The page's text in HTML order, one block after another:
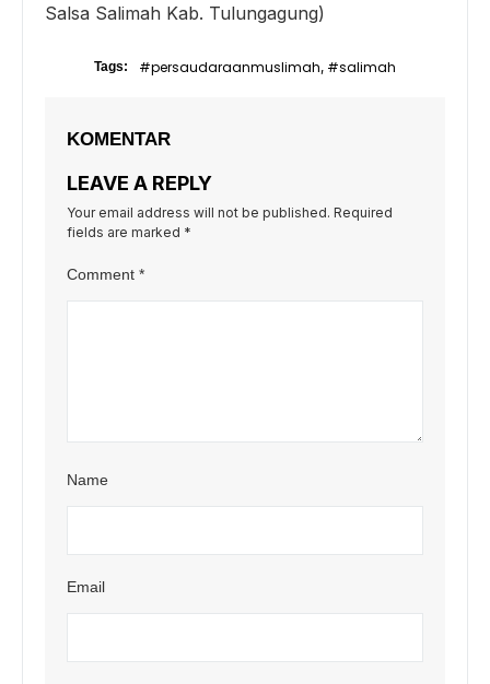
Salsa Salimah Kab. Tulungagung)
Tags: #persaudaraanmuslimah, #salimah
KOMENTAR
LEAVE A REPLY
Your email address will not be published. Required
fields are marked *
Comment *
Name
Email